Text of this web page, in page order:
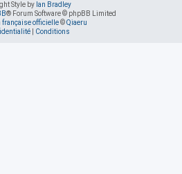
Style by Ian Bradley
® Forum Software © phpBB Limited
française officielle©Qiaeru
| Conditions